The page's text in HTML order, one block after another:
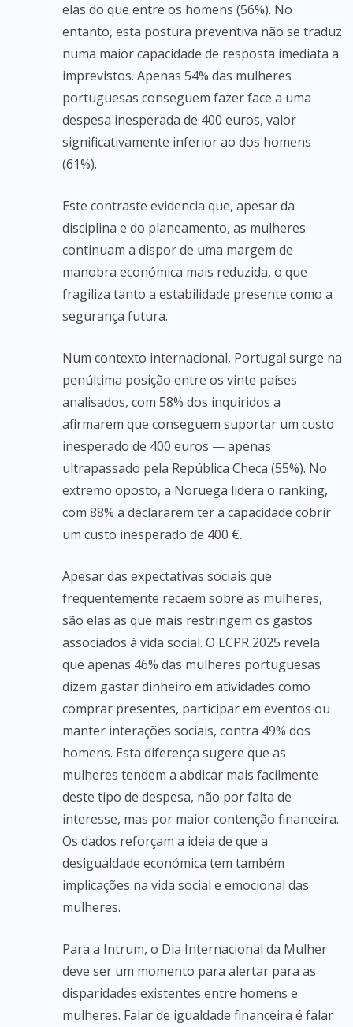
elas do que entre os homens (56%). No
entanto, esta postura preventiva não se traduz
numa maior capacidade de resposta imediata a
imprevistos. Apenas 54% das mulheres
portuguesas conseguem fazer face a uma
despesa inesperada de 400 euros, valor
significativamente inferior ao dos homens
(61%).
Este contraste evidencia que, apesar da
disciplina e do planeamento, as mulheres
continuam a dispor de uma margem de
manobra económica mais reduzida, o que
fragiliza tanto a estabilidade presente como a
segurança futura.
Num contexto internacional, Portugal surge na
penúltima posição entre os vinte países
analisados, com 58% dos inquiridos a
afirmarem que conseguem suportar um custo
inesperado de 400 euros — apenas
ultrapassado pela República Checa (55%). No
extremo oposto, a Noruega lidera o ranking,
com 88% a declararem ter a capacidade cobrir
um custo inesperado de 400 €.
Apesar das expectativas sociais que
frequentemente recaem sobre as mulheres,
são elas as que mais restringem os gastos
associados à vida social. O ECPR 2025 revela
que apenas 46% das mulheres portuguesas
dizem gastar dinheiro em atividades como
comprar presentes, participar em eventos ou
manter interações sociais, contra 49% dos
homens. Esta diferença sugere que as
mulheres tendem a abdicar mais facilmente
deste tipo de despesa, não por falta de
interesse, mas por maior contenção financeira.
Os dados reforçam a ideia de que a
desigualdade económica tem também
implicações na vida social e emocional das
mulheres.
Para a Intrum, o Dia Internacional da Mulher
deve ser um momento para alertar para as
disparidades existentes entre homens e
mulheres. Falar de igualdade financeira é falar